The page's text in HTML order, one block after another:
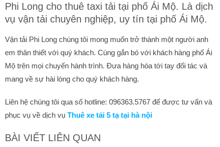
Phi Long cho thuê taxi tải tại phố Ái Mộ. Là dịch
vụ vận tải chuyên nghiệp, uy tín tại phố Ái Mộ.
Vận tải Phi Long chúng tôi mong muốn trở thành một người anh
em thân thiết với quý khách. Cùng gắn bó với khách hàng phố Ái
Mộ trên mọi chuyến hành trình. Đưa hàng hóa tới tay đối tác và
mang về sự hài lòng cho quý khách hàng.
Liên hệ chúng tôi qua số hotline: 096363.5767 để được tư vấn và
phục vụ về dịch vụ Thuê xe tải 5 tạ tại hà nội
BÀI VIẾT LIÊN QUAN